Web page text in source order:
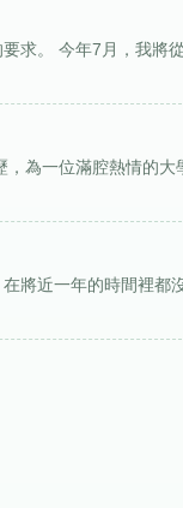
求。 今年7月，我將
，為一位滿腔熱情的大
將近一年的時間裡都